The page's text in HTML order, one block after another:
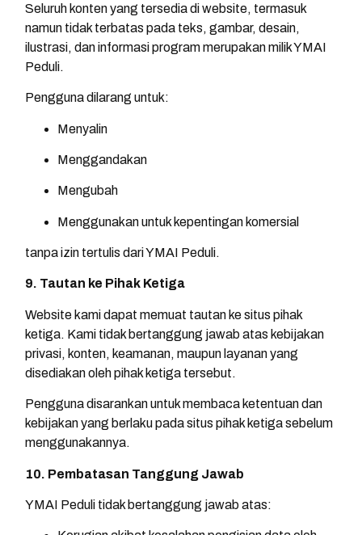
Seluruh konten yang tersedia di website, termasuk
namun tidak terbatas pada teks, gambar, desain,
ilustrasi, dan informasi program merupakan milik YMAI
Peduli.
Pengguna dilarang untuk:
Menyalin
Menggandakan
Mengubah
Menggunakan untuk kepentingan komersial
tanpa izin tertulis dari YMAI Peduli.
9. Tautan ke Pihak Ketiga
Website kami dapat memuat tautan ke situs pihak
ketiga. Kami tidak bertanggung jawab atas kebijakan
privasi, konten, keamanan, maupun layanan yang
disediakan oleh pihak ketiga tersebut.
Pengguna disarankan untuk membaca ketentuan dan
kebijakan yang berlaku pada situs pihak ketiga sebelum
menggunakannya.
10. Pembatasan Tanggung Jawab
YMAI Peduli tidak bertanggung jawab atas: